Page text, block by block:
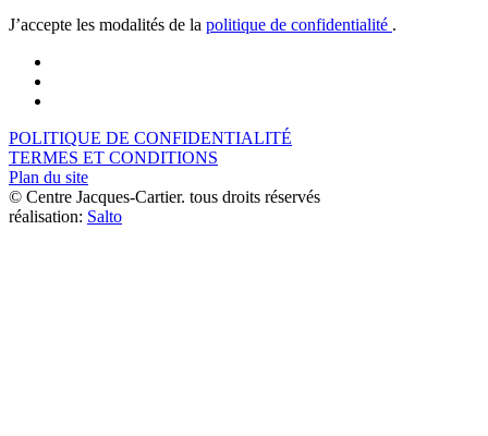
J’accepte les modalités de la politique de confidentialité .
POLITIQUE DE CONFIDENTIALITÉ
TERMES ET CONDITIONS
Plan du site
© Centre Jacques-Cartier. tous droits réservés
réalisation: Salto